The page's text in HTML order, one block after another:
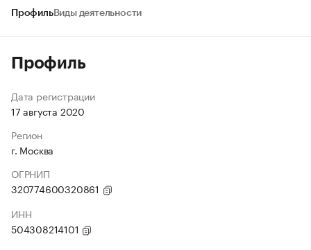
ПрофильВиды деятельности
Профиль
Дата регистрации
17 августа 2020
Регион
г. Москва
ОГРНИП
320774600320861
ИНН
504308214101